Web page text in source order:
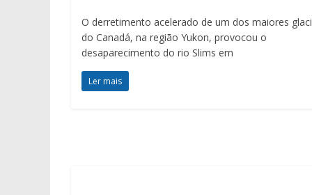
O derretimento acelerado de um dos maiores
do Canadá, na região Yukon, provocou o
desaparecimento do rio Slims em
Ler mais